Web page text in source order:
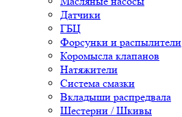
Датчики
ГБЦ
Форсунки и распылители
Коромысла клапанов
Натяжители
Система смазки
Вкладыши распредвала
Шестерни / Шкивы